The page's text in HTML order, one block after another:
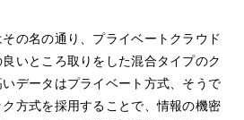
の名の通り、プライベートクラウド
いところ取りをした混合タイプのク
データはプライベート方式、そうで
方式を採用することで、情報の機密